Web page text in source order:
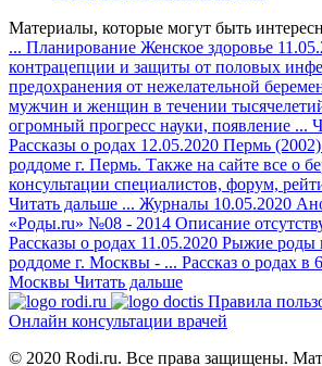
Материалы, которые могут быть
... Планирование Женское здоровье
контрацепции и защиты от половых
предохранения от нежелательной
мужчин и женщин в течении
огромный прогресс науки, появление ...
Рассказы о родах 12.05.2020 Пермь (2002)
роддоме г. Пермь. Также на сайте все о
консультации специалистов, форум,
Читать дальше ... Журналы 10.05.2020
«Роды.ru» №08 - 2014 Описание
Рассказы о родах 11.05.2020 Рыжие роды
роддоме г. Москвы - ... Рассказ о родах в
Москвы Читать дальше
Правила
Онлайн консультации врачей
© 2020 Rodi.ru. Все права защищены.